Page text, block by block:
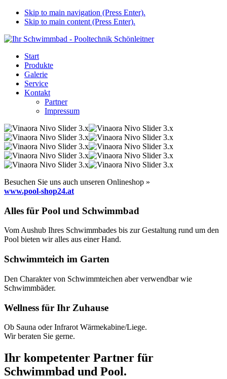
Skip to main navigation (Press Enter).
Skip to main content (Press Enter).
Start
Produkte
Galerie
Service
Kontakt
Partner
Impressum
Besuchen Sie uns auch unseren Onlineshop »
www.pool-shop24.at
Alles für Pool und Schwimmbad
Vom Aushub Ihres Schwimmbades bis zur Gestaltung rund um den
Pool bieten wir alles aus einer Hand.
Schwimmteich im Garten
Den Charakter von Schwimmteichen aber verwendbar wie
Schwimmbäder.
Wellness für Ihr Zuhause
Ob Sauna oder Infrarot Wärmekabine/Liege.
Wir beraten Sie gerne.
Ihr kompetenter Partner für
Schwimmbad und Pool.